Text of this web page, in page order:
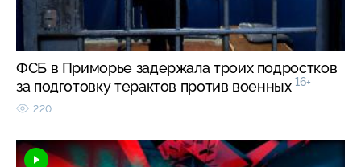
ФСБ в Приморье задержала троих подростков
за подготовку терактов против военных 16+
220